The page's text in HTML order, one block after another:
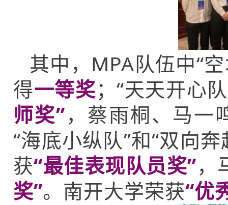
其中，MPA队伍中“
得一等奖；“天天开心
师奖”，蔡雨桐、马一
“海底小纵队”和“双向
获“最佳表现队员奖”，
奖”。南开大学荣获“优